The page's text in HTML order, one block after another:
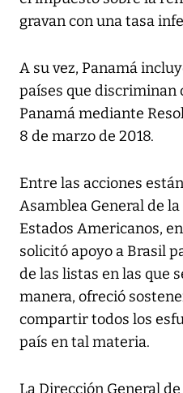
gravan con una tasa
A su vez, Panamá
países que discriminan
Panamá mediante
8 de marzo de 2018.
Entre las acciones
Asamblea General de
Estados Americanos,
solicitó apoyo a Brasil
de las listas en las que
manera, ofreció
compartir todos los
país en tal materia.
La Dirección General